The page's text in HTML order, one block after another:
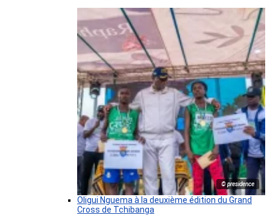
© presidence
Oligui Nguema à la deuxième édition du Grand
Cross de Tchibanga